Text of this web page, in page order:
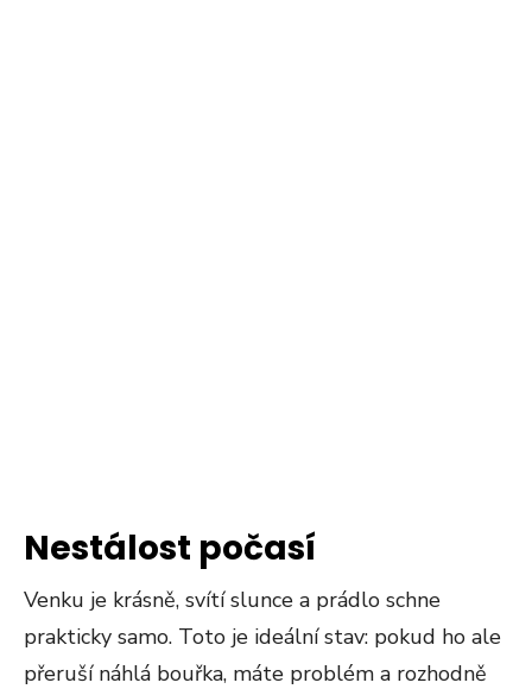
Nestálost počasí
Venku je krásně, svítí slunce a prádlo schne
prakticky samo. Toto je ideální stav: pokud ho ale
přeruší náhlá bouřka, máte problém a rozhodně